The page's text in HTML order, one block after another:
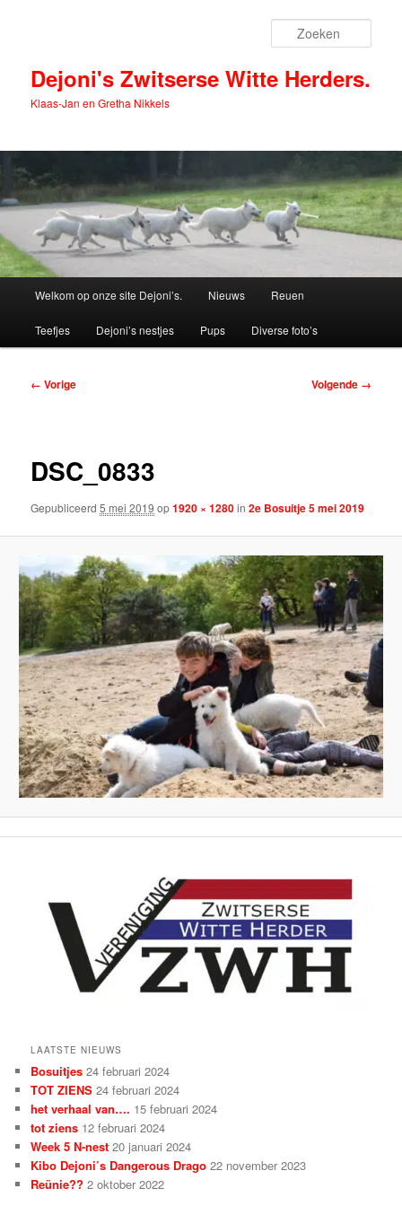
inhoudDejoni's Zwitserse Witte Herders.
Klaas-Jan en Gretha Nikkels
Welkom op onze site Dejoni’s. Nieuws Reuen
Teefjes Dejoni’s nestjes Pups Diverse foto’s
Afbeeldingsnavigatie
← Vorige Volgende →
DSC_0833
Gepubliceerd5 mei 2019 op1920 × 1280in2e Bosuitje 5 mei 2019
LAATSTE NIEUWS
Bosuitjes 24 februari 2024
TOT ZIENS 24 februari 2024
het verhaal van…. 15 februari 2024
tot ziens 12 februari 2024
Week 5 N-nest 20 januari 2024
Kibo Dejoni’s Dangerous Drago 22 november 2023
Reünie?? 2 oktober 2022